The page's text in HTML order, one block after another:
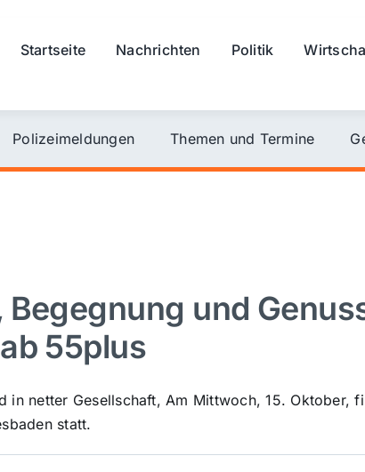
Startseite Nachrichten Politik
Polizeimeldungen Themen und Termine
Begegnung und
55plus
in netter Gesellschaft, Am Mittwoch, 15. Oktober,
statt.